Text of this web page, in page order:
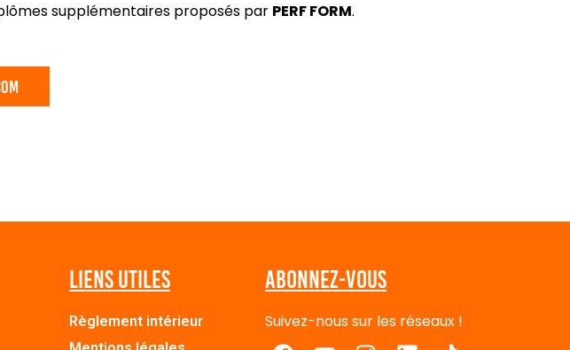
supplémentaires proposés par PERF FORM.
Liens utiles
Règlement intérieur
Abonnez-vous
Suivez-nous sur les réseaux !